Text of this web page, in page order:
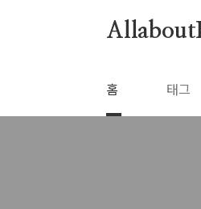
홈 태그